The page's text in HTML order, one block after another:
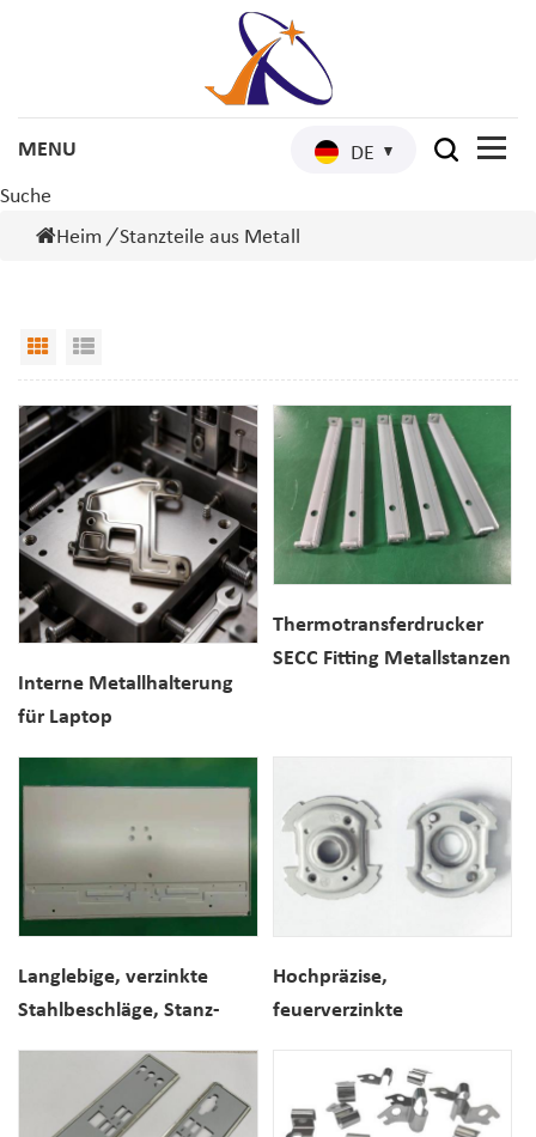
DE
Suche
Heim /Stanzteile aus Metall
Grid View
Interne Metallhalterung
für Laptop
Thermotransferdrucker
SECC Fitting Metallstanzen
Langlebige, verzinkte
Stahlbeschläge, Stanz-
Hochpräzise,
feuerverzinkte
Metallstanzmotorabdeckung